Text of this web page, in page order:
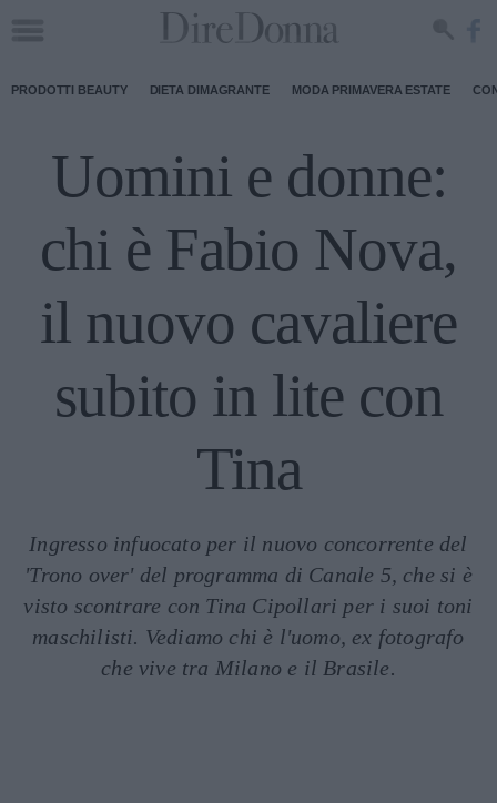
PRODOTTI BEAUTY DIETA DIMAGRANTE MODA PRIMAVERA ESTATE
Uomini e donne:
chi è Fabio Nova,
il nuovo cavaliere
subito in lite con
Tina
Ingresso infuocato per il nuovo concorrente del
'Trono over' del programma di Canale 5, che si è
visto scontrare con Tina Cipollari per i suoi toni
maschilisti. Vediamo chi è l'uomo, ex fotografo
che vive tra Milano e il Brasile.